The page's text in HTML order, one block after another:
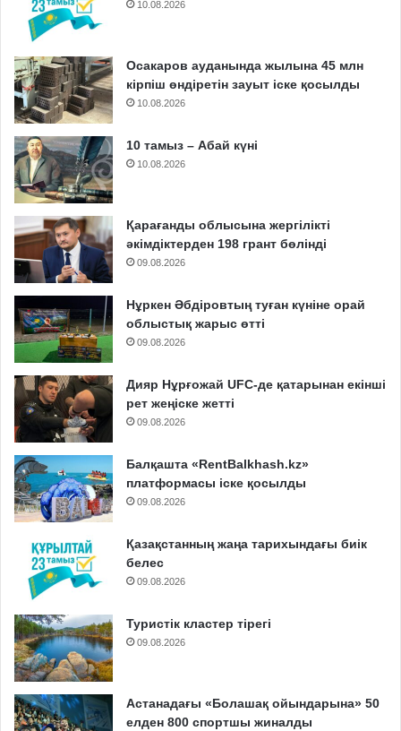
10.08.2026
Осакаров ауданында жылына 45 млн
кірпіш өндіретін зауыт іске қосылды
10.08.2026
10 тамыз – Абай күні
10.08.2026
Қарағанды облысына жергілікті
әкімдіктерден 198 грант бөлінді
09.08.2026
Нұркен Әбдіровтың туған күніне орай
облыстық жарыс өтті
09.08.2026
Дияр Нұрғожай UFC-де қатарынан екінші
рет жеңіске жетті
09.08.2026
Балқашта «RentBalkhash.kz»
платформасы іске қосылды
09.08.2026
Қазақстанның жаңа тарихындағы биік
белес
09.08.2026
Туристік кластер тірегі
09.08.2026
Астанадағы «Болашақ ойындарына» 50
елден 800 спортшы жиналды